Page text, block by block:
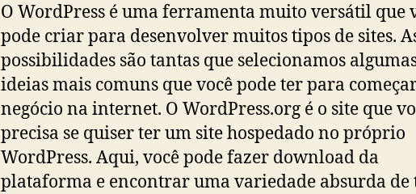
O WordPress é uma ferramenta muito versátil que
pode criar para desenvolver muitos tipos de sites.
possibilidades são tantas que selecionamos
ideias mais comuns que você pode ter para
negócio na internet. O WordPress.org é o site que
precisa se quiser ter um site hospedado no próprio
WordPress. Aqui, você pode fazer download da
plataforma e encontrar uma variedade absurda de